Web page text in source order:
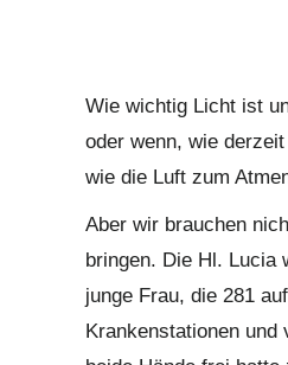
Wie wichtig Licht ist
oder wenn, wie
wie die Luft zum
Aber wir brauchen
bringen. Die Hl. Lucia
junge Frau, die 281
Krankenstationen